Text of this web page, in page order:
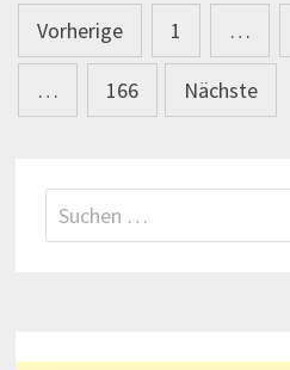
der
Beiträge
Vorherige 1 …
… 166 Nächste
Suchen
nach: